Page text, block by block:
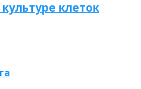
клеток